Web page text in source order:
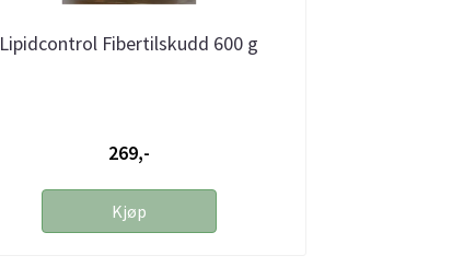
Lipidcontrol Fibertilskudd 600 g
269,-
Kjøp